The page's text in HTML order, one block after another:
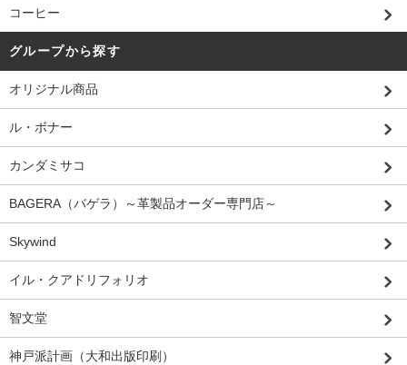
コーヒー
グループから探す
オリジナル商品
ル・ボナー
カンダミサコ
BAGERA（バゲラ）～革製品オーダー専門店～
Skywind
イル・クアドリフォリオ
智文堂
神戸派計画（大和出版印刷）